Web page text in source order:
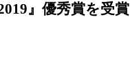
』優秀賞を受賞